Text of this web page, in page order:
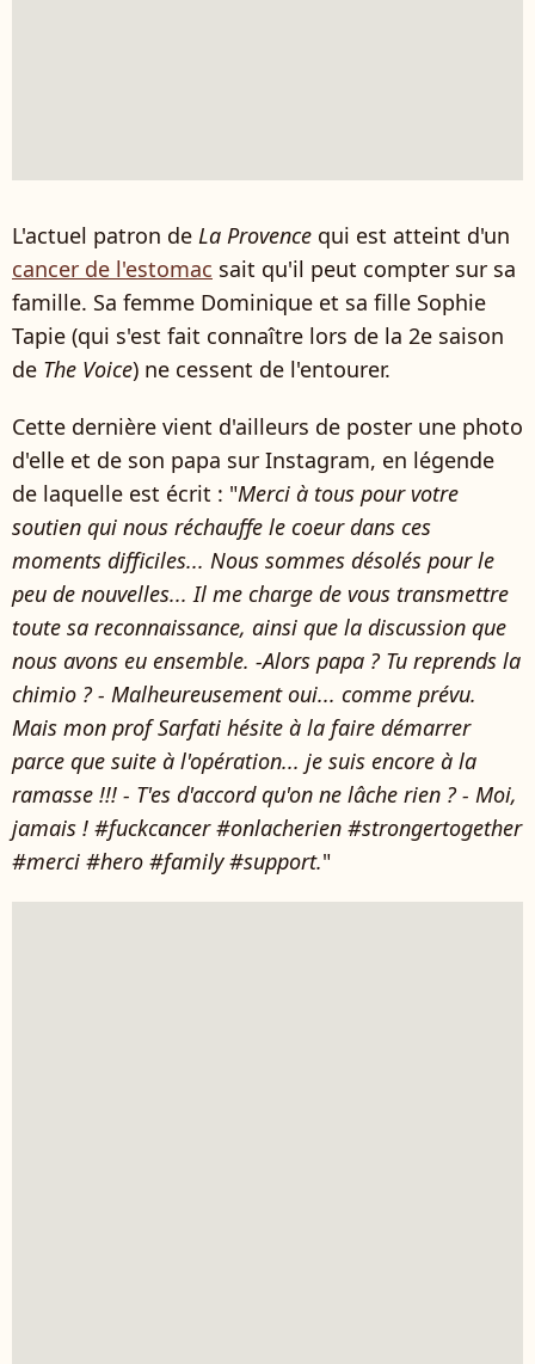
L'actuel patron de La Provence qui est atteint d'un
cancer de l'estomac sait qu'il peut compter sur sa
famille. Sa femme Dominique et sa fille Sophie
Tapie (qui s'est fait connaître lors de la 2e saison
de The Voice) ne cessent de l'entourer.
Cette dernière vient d'ailleurs de poster une photo
d'elle et de son papa sur Instagram, en légende
de laquelle est écrit : "Merci à tous pour votre
soutien qui nous réchauffe le coeur dans ces
moments difficiles... Nous sommes désolés pour le
peu de nouvelles... Il me charge de vous transmettre
toute sa reconnaissance, ainsi que la discussion que
nous avons eu ensemble. -Alors papa ? Tu reprends la
chimio ? - Malheureusement oui... comme prévu.
Mais mon prof Sarfati hésite à la faire démarrer
parce que suite à l'opération... je suis encore à la
ramasse !!! - T'es d'accord qu'on ne lâche rien ? - Moi,
jamais ! #fuckcancer #onlacherien #strongertogether
#merci #hero #family #support."